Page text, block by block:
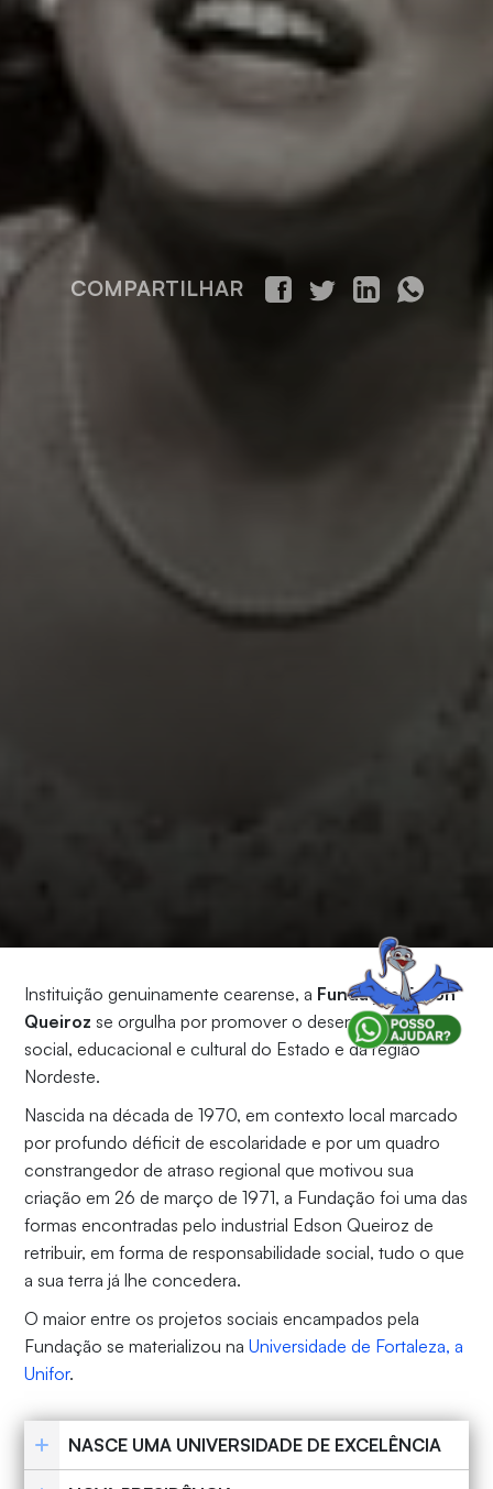
COMPARTILHAR
Instituição genuinamente cearense, a Fundação Edson
Queiroz se orgulha por promover o desenvolvimento
social, educacional e cultural do Estado e da região
Nordeste.
Nascida na década de 1970, em contexto local marcado
por profundo déficit de escolaridade e por um quadro
constrangedor de atraso regional que motivou sua
criação em 26 de março de 1971, a Fundação foi uma das
formas encontradas pelo industrial Edson Queiroz de
retribuir, em forma de responsabilidade social, tudo o que
a sua terra já lhe concedera.
O maior entre os projetos sociais encampados pela
Fundação se materializou naUniversidade de Fortaleza, a
Unifor.
NASCE UMA UNIVERSIDADE DE EXCELÊNCIA